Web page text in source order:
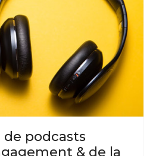
podcasts
& de la